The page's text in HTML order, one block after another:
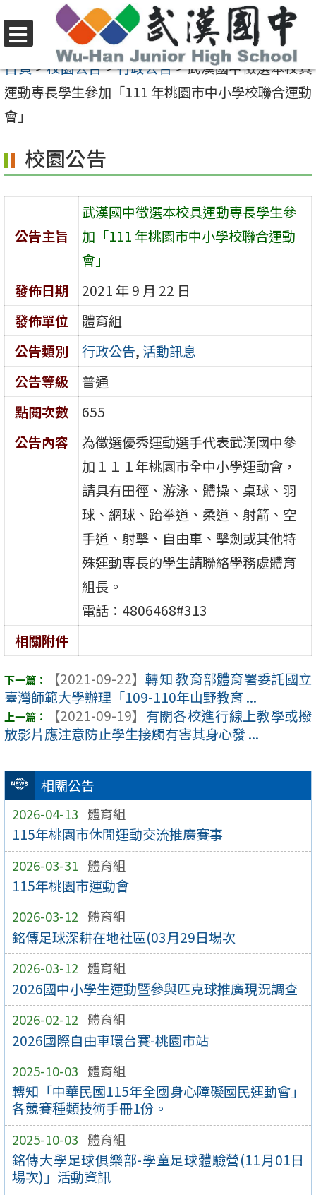
至
要
內
區
選
單
首頁>校園公告>行政公告>武漢國中徵選本校具
運動專長學生參加「111 年桃園市中小學校聯合運動
會」
相關公告
2026-04-13 體育組
115年桃園市休閒運動交流推廣賽事
2026-03-31 體育組
115年桃園市運動會
2026-03-12 體育組
銘傳足球深耕在地社區(03月29日場次
2026-03-12 體育組
2026國中小學生運動暨參與匹克球推廣現況調查
2026-02-12 體育組
2026國際自由車環台賽-桃園市站
2025-10-03 體育組
轉知「中華民國115年全國身心障礙國民運動會」
各競賽種類技術手冊1份。
2025-10-03 體育組
銘傳大學足球俱樂部-學童足球體驗營(11月01日
場次)」活動資訊
校園公告
公告主旨
武漢國中徵選本校具運動專長學生參
加「111 年桃園市中小學校聯合運動
會」
發佈日期
2021 年 9 月 22 日
發佈單位
體育組
公告類別
行政公告, 活動訊息
公告等級
普通
點閱次數
655
公告內容
為徵選優秀運動選手代表武漢國中參
加１１１年桃園市全中小學運動會，
請具有田徑、游泳、體操、桌球、羽
球、網球、跆拳道、柔道、射箭、空
手道、射擊、自由車、擊劍或其他特
殊運動專長的學生請聯絡學務處體育
組長。
電話：4806468#313
相關附件
【2021-09-22】 轉知 教育部體育署委託國立
臺灣師範大學辦理「109-110年山野教育 ...
【2021-09-19】 有關各校進行線上教學或撥
放影片應注意防止學生接觸有害其身心發 ...